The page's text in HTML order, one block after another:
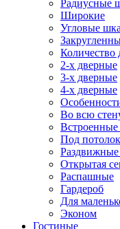
Радиусные
Широкие
Угловые
Количество
2-х дверные
3-х дверные
4-х дверные
Во всю
Под потолок
Открытая
Распашные
Гардероб
Для
Эконом
Гостиные